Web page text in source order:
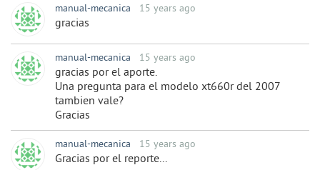
manual-mecanica 15 years ago
gracias
manual-mecanica 15 years ago
gracias por el aporte.
Una pregunta para el modelo xt660r del 2007
tambien vale?
Gracias
manual-mecanica 15 years ago
Gracias por el reporte...